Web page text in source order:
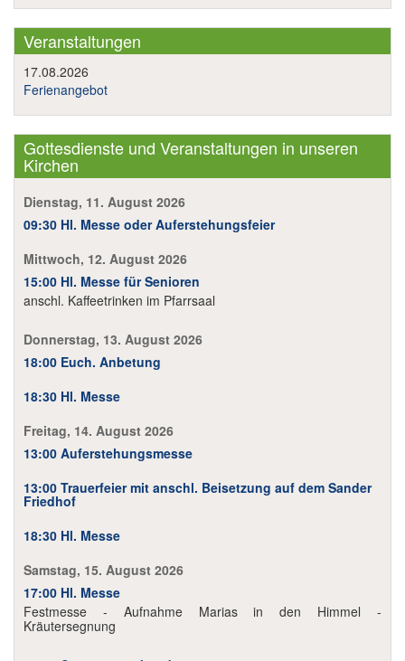
Veranstaltungen
17.08.2026
Ferienangebot
Gottesdienste und Veranstaltungen in unseren
Kirchen
Dienstag, 11. August 2026
09:30 Hl. Messe oder Auferstehungsfeier
Mittwoch, 12. August 2026
15:00 Hl. Messe für Senioren
anschl. Kaffeetrinken im Pfarrsaal
Donnerstag, 13. August 2026
18:00 Euch. Anbetung
18:30 Hl. Messe
Freitag, 14. August 2026
13:00 Auferstehungsmesse
13:00 Trauerfeier mit anschl. Beisetzung auf dem Sander
Friedhof
18:30 Hl. Messe
Samstag, 15. August 2026
17:00 Hl. Messe
Festmesse - Aufnahme Marias in den Himmel -
Kräutersegnung